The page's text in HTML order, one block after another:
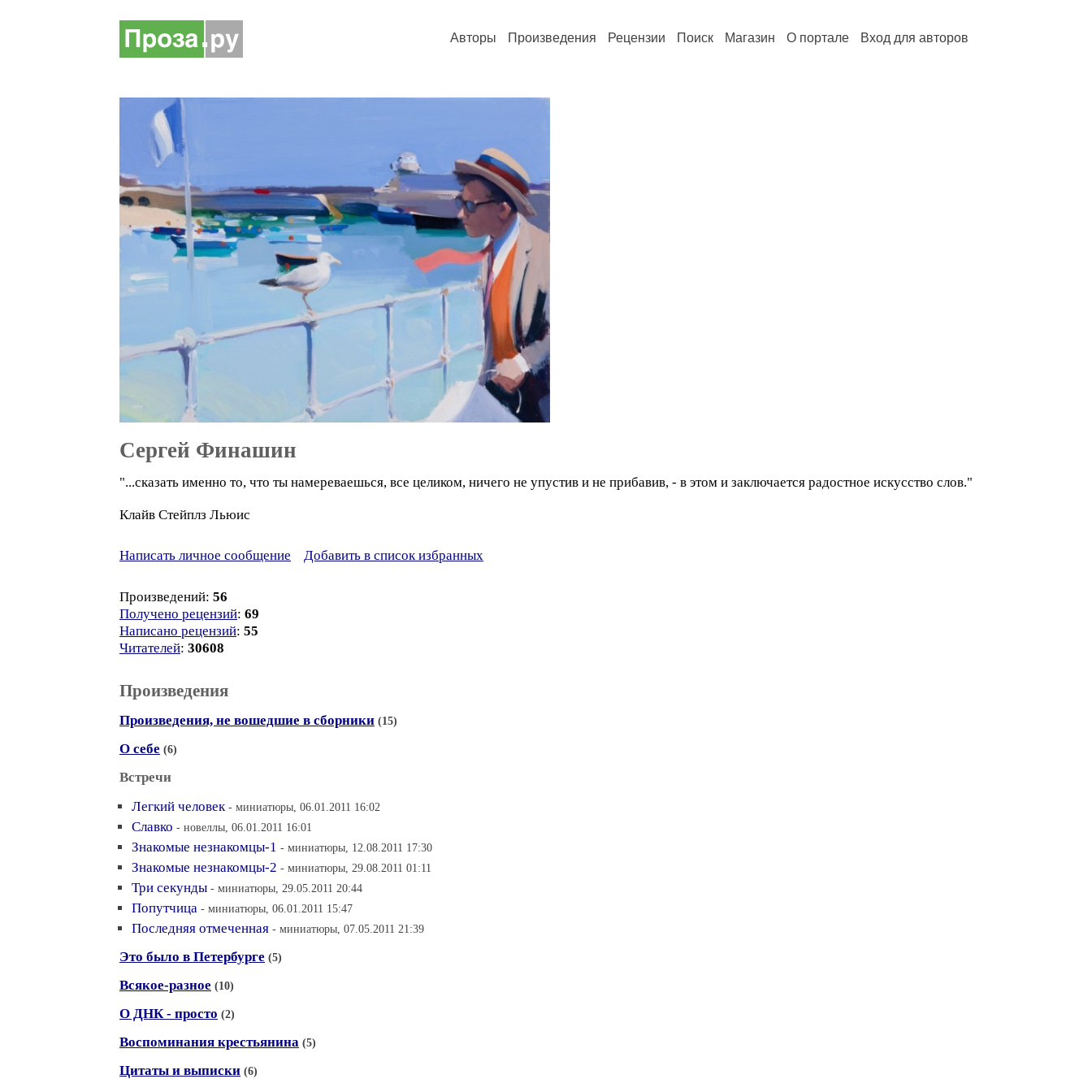
Авторы Произведения Рецензии Поиск Магазин О портале Вход для авторов
Сергей Финашин
"...сказать именно то, что ты намереваешься, все целиком, ничего не упустив и не прибавив, - в этом и заключается радостное искусство слов."
Клайв Стейплз Льюис
Написать личное сообщение Добавить в список избранных
Произведений: 56
Получено рецензий: 69
Написано рецензий: 55
Читателей: 30608
Произведения
Произведения, не вошедшие в сборники (15)
О себе (6)
Встречи
Легкий человек - миниатюры, 06.01.2011 16:02
Славко - новеллы, 06.01.2011 16:01
Знакомые незнакомцы-1 - миниатюры, 12.08.2011 17:30
Знакомые незнакомцы-2 - миниатюры, 29.08.2011 01:11
Три секунды - миниатюры, 29.05.2011 20:44
Попутчица - миниатюры, 06.01.2011 15:47
Последняя отмеченная - миниатюры, 07.05.2011 21:39
Это было в Петербурге (5)
Всякое-разное (10)
О ДНК - просто (2)
Воспоминания крестьянина (5)
Цитаты и выписки (6)